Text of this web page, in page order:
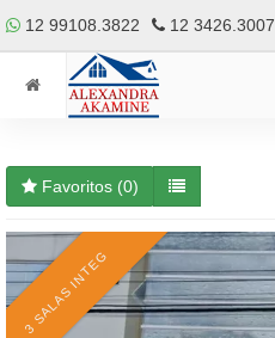
12 99108.3822 12 3426.3007
Favoritos (0)
3 SALAS INTEG